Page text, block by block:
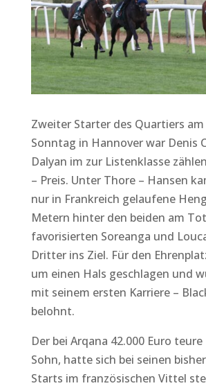
Zweiter Starter des Quartiers
Sonntag in Hannover war Denis
Dalyan im zur Listenklasse
– Preis. Unter Thore – Hansen
nur in Frankreich gelaufene
Metern hinter den beiden am
favorisierten Soreanga und
Dritter ins Ziel. Für den
um einen Hals geschlagen und
mit seinem ersten Karriere –
belohnt.
Der bei Arqana 42.000 Euro
Sohn, hatte sich bei seinen
Starts im französischen Vittel